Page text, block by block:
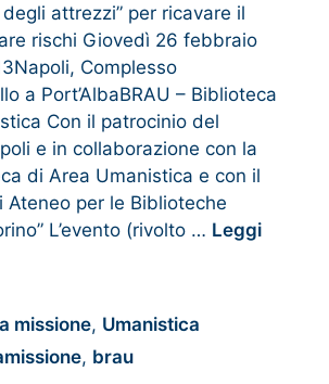
attrezzi” per ricavare il
rischi Giovedì 26 febbraio
Complesso
a Port’AlbaBRAU – Biblioteca
Con il patrocinio del
e in collaborazione con la
di Area Umanistica e con il
Ateneo per le Biblioteche
L’evento (rivolto … Leggi
missione, Umanistica
, brau